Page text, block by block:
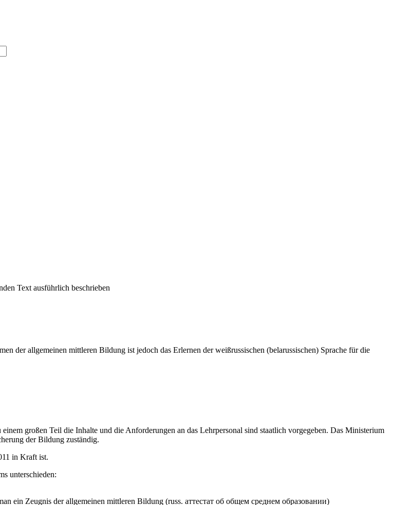
der allgemeinen mittleren Bildung ist jedoch das Erlernen der weißrussischen (belarussischen) Sprache für die
großen Teil die Inhalte und die Anforderungen an das Lehrpersonal sind staatlich vorgegeben. Das Ministerium
der Bildung zuständig.
in Kraft ist.
unterschieden:
ein Zeugnis der allgemeinen mittleren Bildung (russ. аттестат об общем среднем образовании)